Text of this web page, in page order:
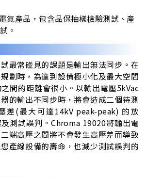
氣產品，包含品保抽樣檢驗測試、產
。
最常碰見的課題是輸出無法同步。在
劃時，為達到設備極小化及最大空間
間的距離會很小。以輸出電壓5kVac
的輸出不同步時，將會造成二個待測
差(最大可達14kV peak-peak) 的放
測試誤判。Chroma 19020將輸出電
端高壓之間將不會發生高壓差而導致
產線設備的壽命，也減少測試誤判的